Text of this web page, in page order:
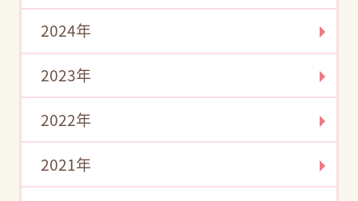
2024年
2023年
2022年
2021年